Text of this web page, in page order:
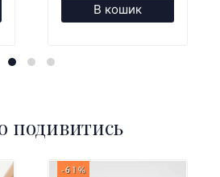
В кошик
подивитись
-61%